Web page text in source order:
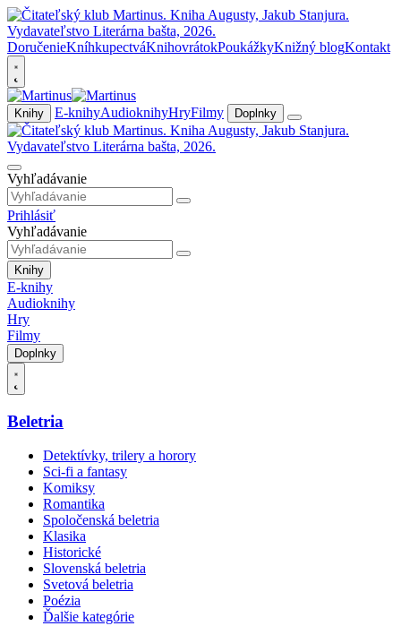
DoručenieKníhkupectváKnihovrátokPoukážkyKnižný blogKontakt
Knihy E-knihyAudioknihyHryFilmy Doplnky
Vyhľadávanie
Prihlásiť
Vyhľadávanie
Knihy
E-knihy
Audioknihy
Hry
Filmy
Doplnky
Beletria
Detektívky, trilery a horory
Sci-fi a fantasy
Komiksy
Romantika
Spoločenská beletria
Klasika
Historické
Slovenská beletria
Svetová beletria
Poézia
Ďalšie kategórie